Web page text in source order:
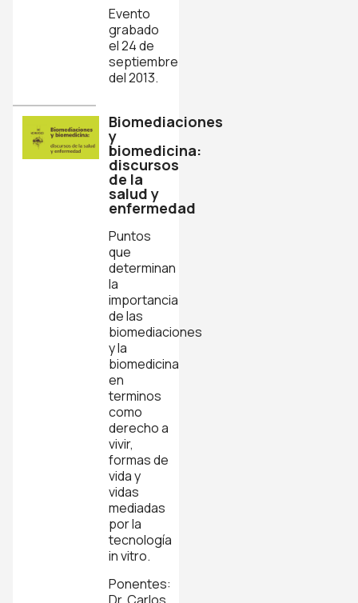
Evento
grabado
el 24 de
septiembre
del 2013.
Biomediaciones
y
biomedicina:
discursos
de la
salud y
enfermedad
Puntos
que
determinan
la
importancia
de las
biomediaciones
y la
biomedicina
en
terminos
como
derecho a
vivir,
formas de
vida y
vidas
mediadas
por la
tecnología
in vitro.
Ponentes: